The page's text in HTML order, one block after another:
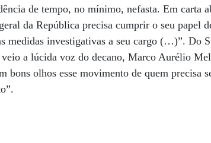
de tempo, no mínimo, nefasta. Em carta
da República precisa cumprir o seu papel
medidas investigativas a seu cargo (…)”. Do
a lúcida voz do decano, Marco Aurélio
bons olhos esse movimento de quem precisa